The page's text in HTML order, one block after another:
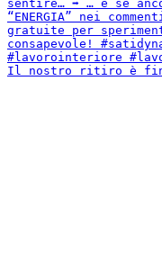
Il nostro ritiro è